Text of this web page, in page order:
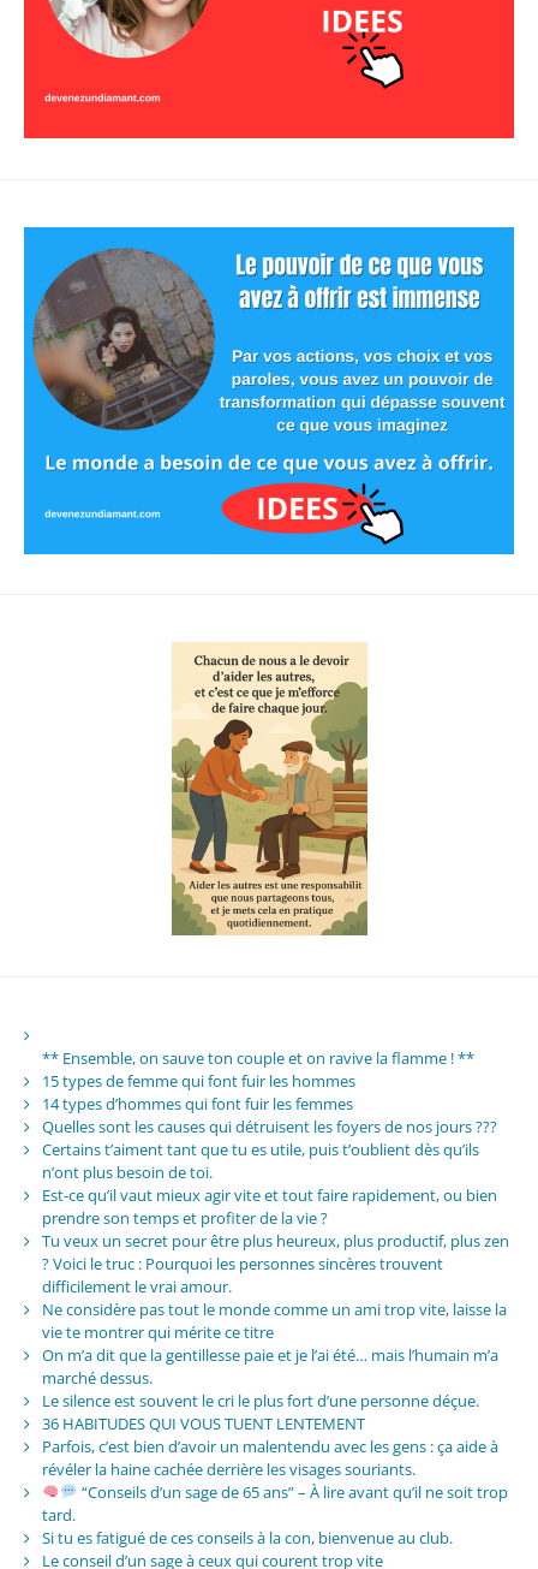
** Ensemble, on sauve ton couple et on ravive la flamme ! **
15 types de femme qui font fuir les hommes
14 types d’hommes qui font fuir les femmes
Quelles sont les causes qui détruisent les foyers de nos jours ???
Certains t’aiment tant que tu es utile, puis t’oublient dès qu’ils
n’ont plus besoin de toi.
Est-ce qu’il vaut mieux agir vite et tout faire rapidement, ou bien
prendre son temps et profiter de la vie ?
Tu veux un secret pour être plus heureux, plus productif, plus zen
? Voici le truc : Pourquoi les personnes sincères trouvent
difficilement le vrai amour.
Ne considère pas tout le monde comme un ami trop vite, laisse la
vie te montrer qui mérite ce titre
On m’a dit que la gentillesse paie et je l’ai été… mais l’humain m’a
marché dessus.
Le silence est souvent le cri le plus fort d’une personne déçue.
36 HABITUDES QUI VOUS TUENT LENTEMENT
Parfois, c’est bien d’avoir un malentendu avec les gens : ça aide à
révéler la haine cachée derrière les visages souriants.
“Conseils d’un sage de 65 ans” – À lire avant qu’il ne soit trop
tard.
Si tu es fatigué de ces conseils à la con, bienvenue au club.
Le conseil d’un sage à ceux qui courent trop vite